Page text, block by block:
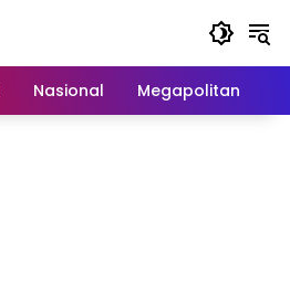
Nasional Megapolitan